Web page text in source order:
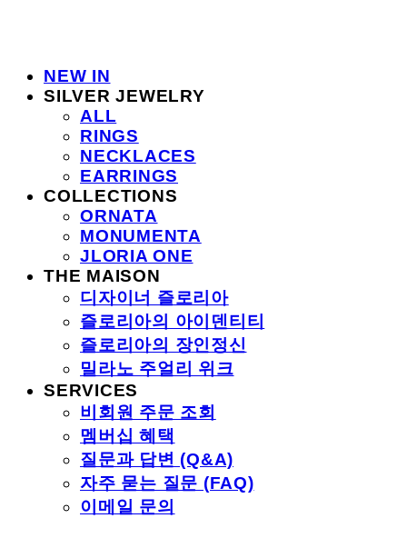
NEW IN
SILVER JEWELRY
ALL
RINGS
NECKLACES
EARRINGS
COLLECTIONS
ORNATA
MONUMENTA
JLORIA ONE
THE MAISON
디자이너 즐로리아
즐로리아의 아이덴티티
즐로리아의 장인정신
밀라노 주얼리 위크
SERVICES
비회원 주문 조회
멤버십 혜택
질문과 답변 (Q&A)
자주 묻는 질문 (FAQ)
이메일 문의